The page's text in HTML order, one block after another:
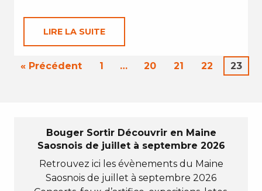
LIRE LA SUITE
« Précédent 1 … 20 21 22 23
Bouger Sortir Découvrir en Maine
Saosnois de juillet à septembre 2026
Retrouvez ici les évènements du Maine
Saosnois de juillet à septembre 2026